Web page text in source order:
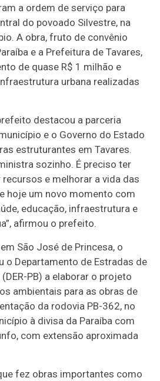
a ordem de serviço para
do povoado Silvestre, na
A obra, fruto de convênio
e a Prefeitura de Tavares,
de quase R$ 1 milhão e
urbana realizadas
destacou a parceria
e o Governo do Estado
estruturantes em Tavares.
sozinho. É preciso ter
e melhorar a vida das
hoje um novo momento com
educação, infraestrutura e
afirmou o prefeito.
São José de Princesa, o
o Departamento de Estradas de
PB) a elaborar o projeto
ambientais para as obras de
da rodovia PB-362, no
à divisa da Paraíba com
com extensão aproximada
fez obras importantes como